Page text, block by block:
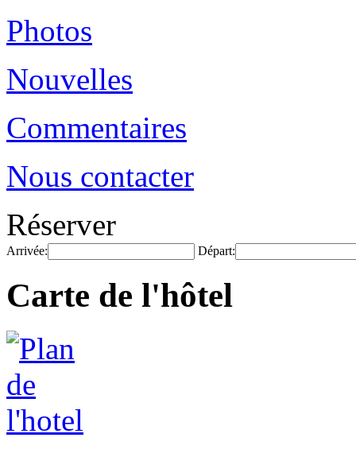
Photos
Nouvelles
Commentaires
Nous contacter
Réserver
Arrivée: Départ:
Carte de l'hôtel